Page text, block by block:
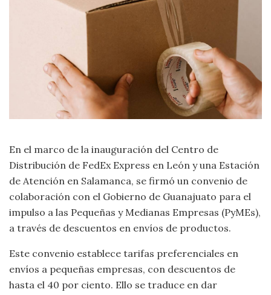
En el marco de la inauguración del Centro de
Distribución de FedEx Express en León y una Estación
de Atención en Salamanca, se firmó un convenio de
colaboración con el Gobierno de Guanajuato para el
impulso a las Pequeñas y Medianas Empresas (PyMEs),
a través de descuentos en envíos de productos.
Este convenio establece tarifas preferenciales en
envíos a pequeñas empresas, con descuentos de
hasta el 40 por ciento. Ello se traduce en dar